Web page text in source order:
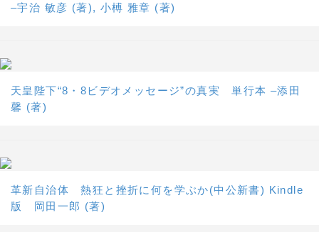
–宇治 敏彦 (著), 小榑 雅章 (著)
天皇陛下“8・8ビデオメッセージ”の真実 単行本 –添田
馨 (著)
革新自治体 熱狂と挫折に何を学ぶか(中公新書) Kindle
版 岡田一郎 (著)